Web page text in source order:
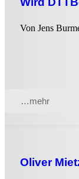
Von Jens
…mehr
Oliver